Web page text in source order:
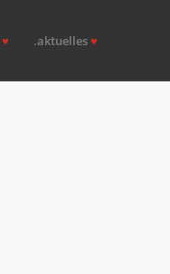
♥ .aktuelles♥